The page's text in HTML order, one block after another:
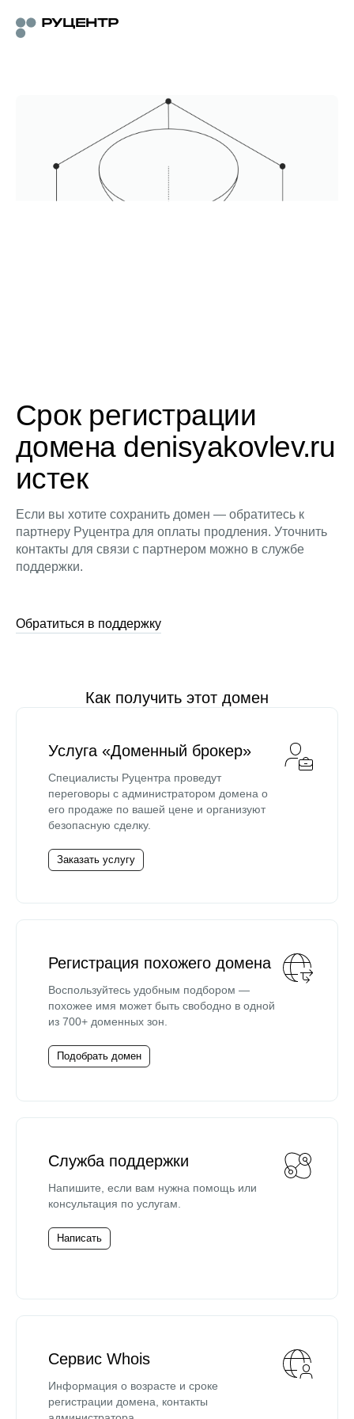
Срок регистрации
домена denisyakovlev.ru
истек
Если вы хотите сохранить домен — обратитесь к
партнеру Руцентра для оплаты продления. Уточнить
контакты для связи с партнером можно в службе
поддержки.
Обратиться в поддержку
Как получить этот домен
Услуга «Доменный брокер»
Специалисты Руцентра проведут
переговоры с администратором домена о
его продаже по вашей цене и организуют
безопасную сделку.
Заказать услугу
Регистрация похожего домена
Воспользуйтесь удобным подбором —
похожее имя может быть свободно в одной
из 700+ доменных зон.
Подобрать домен
Служба поддержки
Напишите, если вам нужна помощь или
консультация по услугам.
Написать
Сервис Whois
Информация о возрасте и сроке
регистрации домена, контакты